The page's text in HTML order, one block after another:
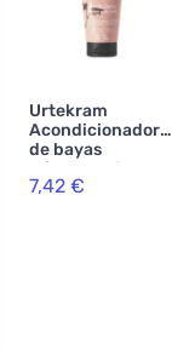
Urtekram
Acondicionador
de bayas
nórdicas bio 180
ml
7,42 €